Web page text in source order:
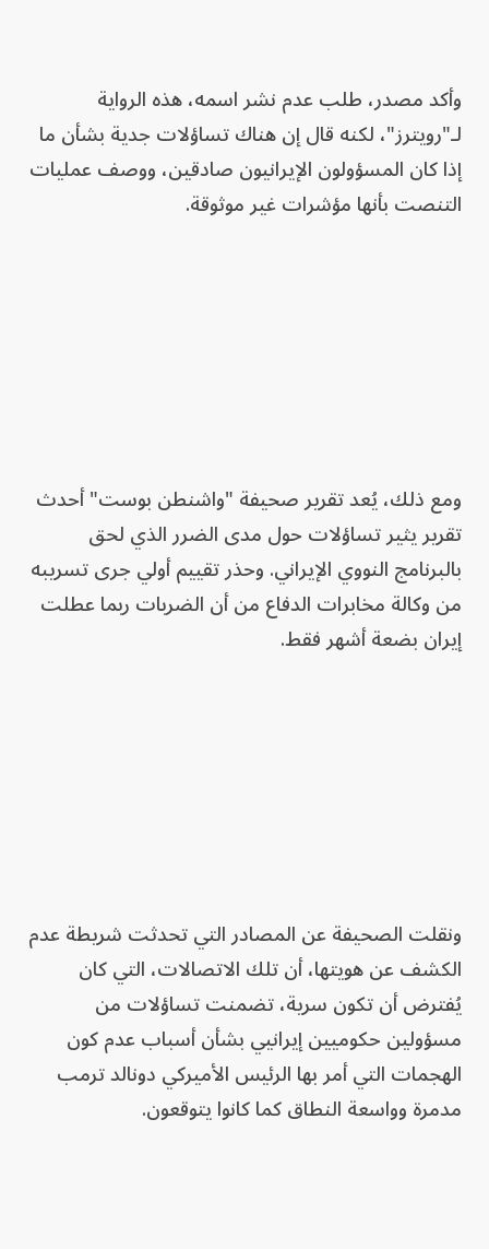
وأكد مصدر، طلب عدم نشر اسمه، هذه الرواية
لـ"رويترز"، لكنه قال إن هناك تساؤلات جدية بشأن ما
إذا كان المسؤولون الإيرانيون صادقين، ووصف عمليات
التنصت بأنها مؤشرات غير موثوقة.
ومع ذلك، يُعد تقرير صحيفة "واشنطن بوست" أحدث
تقرير يثير تساؤلات حول مدى الضرر الذي لحق
بالبرنامج النووي الإيراني. وحذر تقييم أولي جرى تسريبه
من وكالة مخابرات الدفاع من أن الضربات ربما عطلت
إيران بضعة أشهر فقط.
ونقلت الصحيفة عن المصادر التي تحدثت شريطة عدم
الكشف عن هويتها، أن تلك الاتصالات، التي كان
يُفترض أن تكون سرية، تضمنت تساؤلات من
مسؤولين حكوميين إيرانيي بشأن أسباب عدم كون
الهجمات التي أمر بها الرئيس الأميركي دونالد ترمب
مدمرة وواسعة النطاق كما كانوا يتوقعون.